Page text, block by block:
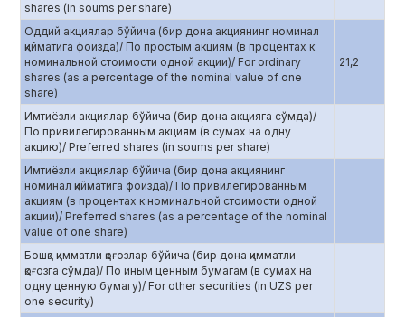
shares (in soums per share)
Оддий акциялар бўйича (бир дона акциянинг номинал
қийматига фоизда)/ По простым акциям (в процентах к
номинальной стоимости одной акции)/ For ordinary
shares (as a percentage of the nominal value of one
share)
21,2
Имтиёзли акциялар бўйича (бир дона акцияга сўмда)/
По привилегированным акциям (в сумах на одну
акцию)/ Preferred shares (in soums per share)
Имтиёзли акциялар бўйича (бир дона акциянинг
номинал қийматига фоизда)/ По привилегированным
акциям (в процентах к номинальной стоимости одной
акции)/ Preferred shares (as a percentage of the nominal
value of one share)
Бошқа қимматли қоғозлар бўйича (бир дона қимматли
қоғозга сўмда)/ По иным ценным бумагам (в сумах на
одну ценную бумагу)/ For other securities (in UZS per
one security)